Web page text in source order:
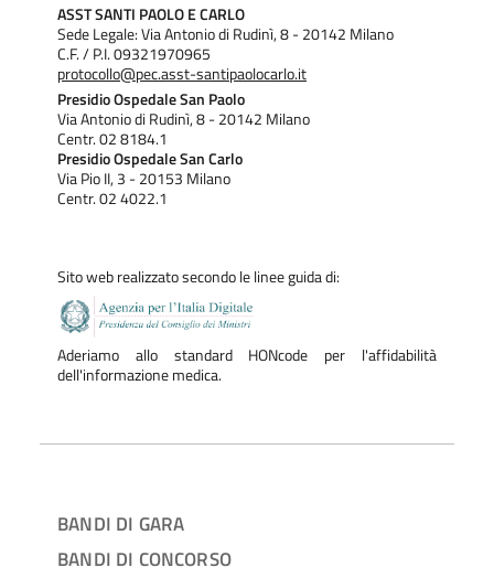
ASST SANTI PAOLO E CARLO
Sede Legale: Via Antonio di Rudinì, 8 - 20142 Milano
C.F. / P.I. 09321970965
protocollo@pec.asst-santipaolocarlo.it
Presidio Ospedale San Paolo
Via Antonio di Rudinì, 8 - 20142 Milano
Centr. 02 8184.1
Presidio Ospedale San Carlo
Via Pio II, 3 - 20153 Milano
Centr. 02 4022.1
Sito web realizzato secondo le linee guida di:
Aderiamo allo standard HONcode per l'affidabilità
dell'informazione medica.
BANDI DI GARA
BANDI DI CONCORSO